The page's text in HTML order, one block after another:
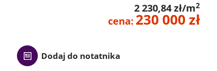
2 230,84 zł/m2
cena: 230 000 zł
Dodaj do notatnika